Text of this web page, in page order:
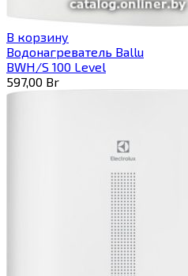
В корзину
Водонагреватель Ballu
BWH/S 100 Level
597,00 Br